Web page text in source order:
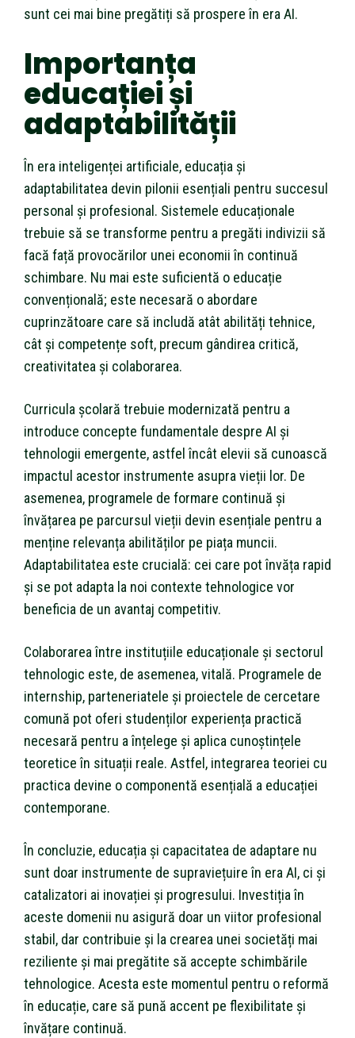
sunt cei mai bine pregătiți să prospere în era AI.
Importanța
educației și
adaptabilității
În era inteligenței artificiale, educația și
adaptabilitatea devin pilonii esențiali pentru succesul
personal și profesional. Sistemele educaționale
trebuie să se transforme pentru a pregăti indivizii să
facă față provocărilor unei economii în continuă
schimbare. Nu mai este suficientă o educație
convențională; este necesară o abordare
cuprinzătoare care să includă atât abilități tehnice,
cât și competențe soft, precum gândirea critică,
creativitatea și colaborarea.
Curricula școlară trebuie modernizată pentru a
introduce concepte fundamentale despre AI și
tehnologii emergente, astfel încât elevii să cunoască
impactul acestor instrumente asupra vieții lor. De
asemenea, programele de formare continuă și
învățarea pe parcursul vieții devin esențiale pentru a
menține relevanța abilităților pe piața muncii.
Adaptabilitatea este crucială: cei care pot învăța rapid
și se pot adapta la noi contexte tehnologice vor
beneficia de un avantaj competitiv.
Colaborarea între instituțiile educaționale și sectorul
tehnologic este, de asemenea, vitală. Programele de
internship, parteneriatele și proiectele de cercetare
comună pot oferi studenților experiența practică
necesară pentru a înțelege și aplica cunoștințele
teoretice în situații reale. Astfel, integrarea teoriei cu
practica devine o componentă esențială a educației
contemporane.
În concluzie, educația și capacitatea de adaptare nu
sunt doar instrumente de supraviețuire în era AI, ci și
catalizatori ai inovației și progresului. Investiția în
aceste domenii nu asigură doar un viitor profesional
stabil, dar contribuie și la crearea unei societăți mai
reziliente și mai pregătite să accepte schimbările
tehnologice. Acesta este momentul pentru o reformă
în educație, care să pună accent pe flexibilitate și
învățare continuă.